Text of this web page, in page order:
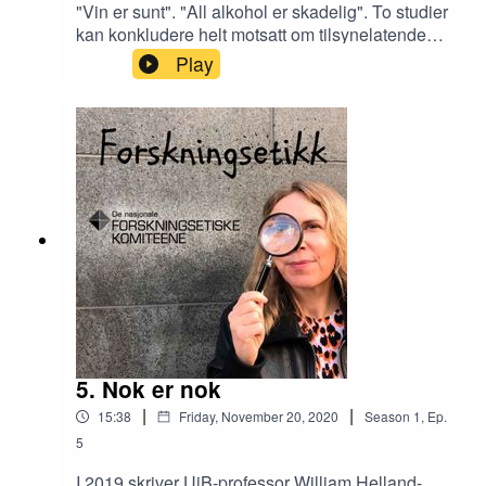
"Vin er sunt". "All alkohol er skadelig". To studier
kan konkludere helt motsatt om tilsynelatende
samme spørsmål. Hvorfor er det slik, og hvordan
kan vi lese forskning riktig? Dette er et av
temaene i siste nummer av Magasinet
Forskningsetikk, og redaktør Elin Fugelsnes
forsøker å gi noen svar sammen med Ingrid S.
Torp.
Play
5. Nok er nok
15:38 | Friday, November 20, 2020 | Season 1, Ep.
5